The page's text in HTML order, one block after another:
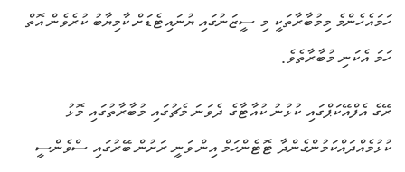
ހަމައެހެންމެ މިމުބާރާތަކީ މި ސީޒަނުގައި ޔުނައިޓެޑަށް ކާމިޔާބު ކުރެވެން އޮތް
ހަމަ އެކަނި މުބާރާތެވެ.
ރޭގެ އެފްއޭކަޕްގައި ކުޅުނު ކުއާޓާގެ ދެވަނަ މެޗުގައި މުބާރާތުގައި މޮޅު
ކުޅުމެއްދައްކަމުންގެންދާ ޓޮޓެންހަމް އިން ވަނީ ރަށުން ބޭރުގައި ސްވެންސީ